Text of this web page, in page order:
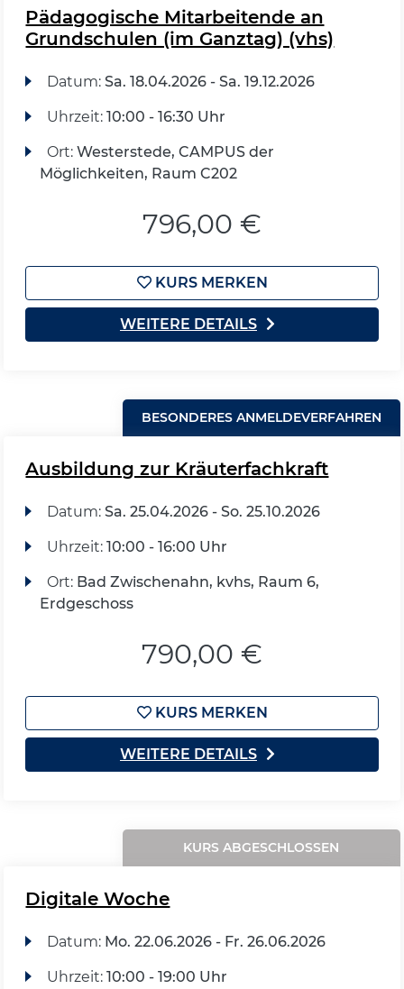
Pädagogische Mitarbeitende an
Grundschulen (im Ganztag) (vhs)
Datum: Sa. 18.04.2026 - Sa. 19.12.2026
Uhrzeit: 10:00 - 16:30 Uhr
Ort: Westerstede, CAMPUS der
Möglichkeiten, Raum C202
796,00 €
KURS MERKEN
WEITERE DETAILS
BESONDERES ANMELDEVERFAHREN
Ausbildung zur Kräuterfachkraft
Datum: Sa. 25.04.2026 - So. 25.10.2026
Uhrzeit: 10:00 - 16:00 Uhr
Ort: Bad Zwischenahn, kvhs, Raum 6,
Erdgeschoss
790,00 €
KURS MERKEN
WEITERE DETAILS
KURS ABGESCHLOSSEN
Digitale Woche
Datum: Mo. 22.06.2026 - Fr. 26.06.2026
Uhrzeit: 10:00 - 19:00 Uhr